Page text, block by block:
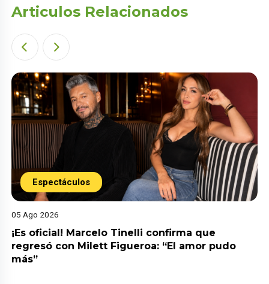
Articulos Relacionados
Espectáculos
05 Ago 2026
¡Es oficial! Marcelo Tinelli confirma que
regresó con Milett Figueroa: “El amor pudo
más”